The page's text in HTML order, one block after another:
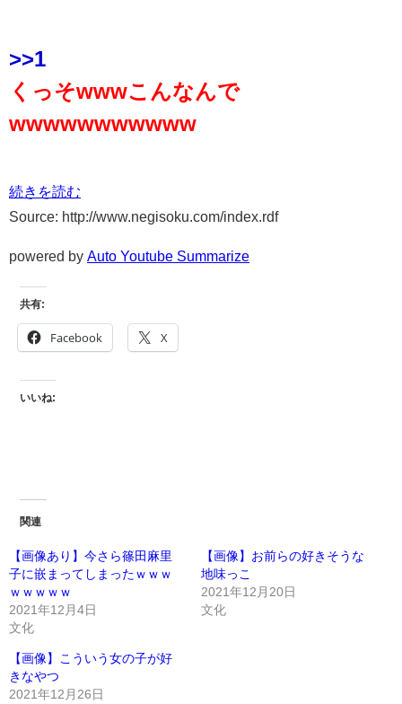
>>1
くっそwwwこんなんで
wwwwwwwwwww
続きを読む
Source: http://www.negisoku.com/index.rdf
powered by Auto Youtube Summarize
共有:
Facebook X
いいね:
関連
【画像あり】今さら篠田麻里
子に嵌まってしまったｗｗｗ
ｗｗｗｗｗ
2021年12月4日
文化
【画像】お前らの好きそうな
地味っこ
2021年12月20日
文化
【画像】こういう女の子が好
きなやつ
2021年12月26日